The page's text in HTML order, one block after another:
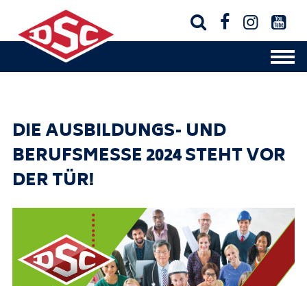
   
DIE AUSBILDUNGS- UND
BERUFSMESSE 2024 STEHT VOR
DER TÜR!